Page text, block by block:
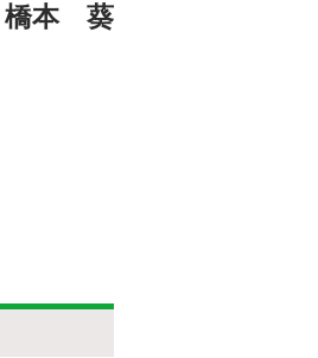
橋本 葵